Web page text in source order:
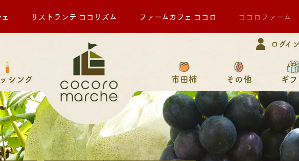
リストランテ ココリズム ファームカフェ ココロ ココロファーム
ログイ
シング 市田柿 その他 ギ